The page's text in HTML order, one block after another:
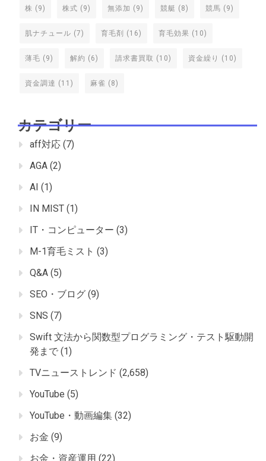
株 (9) 株式 (9) 無添加 (9) 競艇 (8) 競馬 (9)
肌ナチュール (7) 育毛剤 (16) 育毛効果 (10)
薄毛 (9) 解約 (6) 請求書買取 (10) 資金繰り (10)
資金調達 (11) 麻雀 (8)
カテゴリー
aff対応 (7)
AGA (2)
AI (1)
IN MIST (1)
IT・コンピューター (3)
M-1育毛ミスト (3)
Q&A (5)
SEO・ブログ (9)
SNS (7)
Swift 文法から関数型プログラミング・テスト駆動開
発まで (1)
TVニューストレンド (2,658)
YouTube (5)
YouTube・動画編集 (32)
お金 (9)
お金・資産運用 (22)